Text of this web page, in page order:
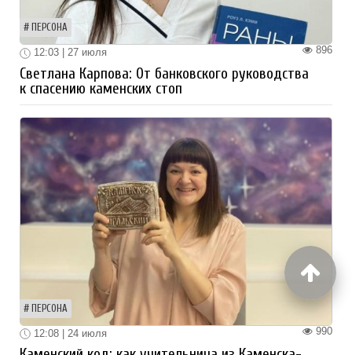
ПЕРСОНА
896
12:03 | 27 июля
Светлана Карпова: От банковского руководства
к спасению каменских стоп
ПЕРСОНА
990
12:08 | 24 июля